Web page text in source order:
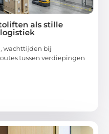
als stille
wachttijden bij
tussen verdiepingen